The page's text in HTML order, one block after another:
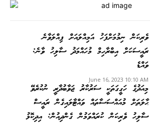
ވެރިކަން ނިމުމަށްފަހު އަމިއްލައަށް ފިއްލަވާނެ
ރައީސަކަށް އިބްރާހިމް މުހައްމަދު ސާލިހު ވާނެ:
ވައްޑެ
June 16, 2023 10:10 AM
މިއަދުގެ ހަގީގަތަކީ ސަރުކާރު ޖަވާބުދާރީ ނުކުރެވޭ
ޙާލަތަށް މުއައްސަސާތައް ވައްޓާލައިގެން ރައީސް
ސާލިހު ވެރިކަން ކުރައްވަމުން ގެންދިއުން: އިދިކޮޅު